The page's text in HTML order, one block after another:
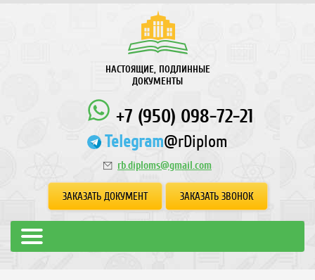
НАСТОЯЩИЕ, ПОДЛИННЫЕ
ДОКУМЕНТЫ
+7 (950) 098-72-21
Telegram@rDiplom
rb.diploms@gmail.com
ЗАКАЗАТЬ ДОКУМЕНТ ЗАКАЗАТЬ ЗВОНОК